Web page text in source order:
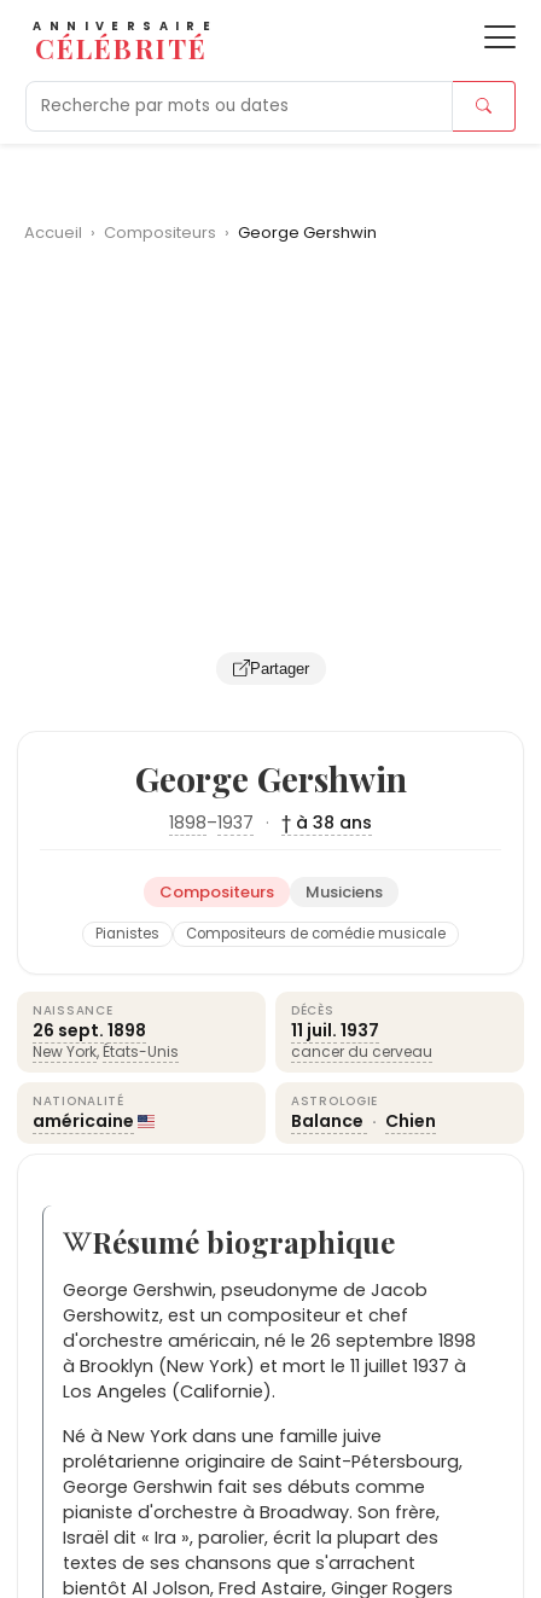
ANNIVERSAIRE
CÉLÉBRITÉ
Aujourd'hui Tendances Morts
Accueil › Compositeurs › George Gershwin
Partager
George Gershwin
1898–1937 · † à 38 ans
Compositeurs Musiciens
Pianistes Compositeurs de comédie musicale
NAISSANCE
26 sept. 1898
New York, États-Unis
DÉCÈS
11 juil. 1937
cancer du cerveau
NATIONALITÉ
américaine
ASTROLOGIE
Balance · Chien
Résumé biographique
George Gershwin, pseudonyme de Jacob
Gershowitz, est un compositeur et chef
d'orchestre américain, né le 26 septembre 1898
à Brooklyn (New York) et mort le 11 juillet 1937 à
Los Angeles (Californie).
Né à New York dans une famille juive
prolétarienne originaire de Saint-Pétersbourg,
George Gershwin fait ses débuts comme
pianiste d'orchestre à Broadway. Son frère,
Israël dit « Ira », parolier, écrit la plupart des
textes de ses chansons que s'arrachent
bientôt Al Jolson, Fred Astaire, Ginger Rogers